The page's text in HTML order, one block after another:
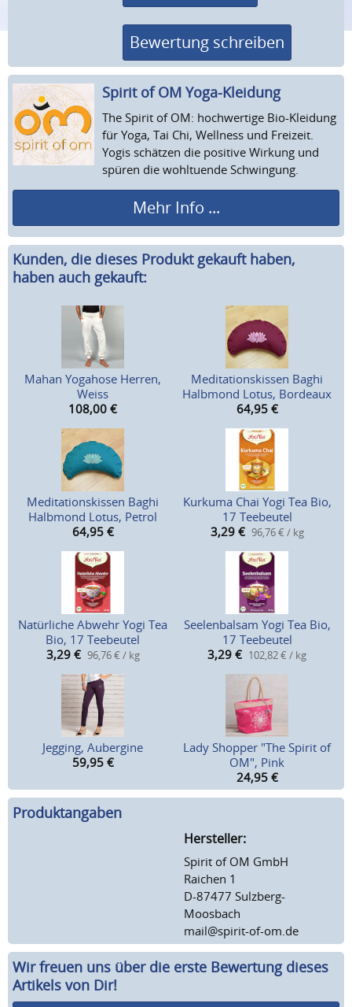
Bewertung schreiben
Spirit of OM Yoga-Kleidung
The Spirit of OM: hochwertige Bio-Kleidung
für Yoga, Tai Chi, Wellness und Freizeit.
Yogis schätzen die positive Wirkung und
spüren die wohltuende Schwingung.
Mehr Info ...
Kunden, die dieses Produkt gekauft haben,
haben auch gekauft:
Mahan Yogahose Herren,
Weiss
108,00 €
Meditationskissen Baghi
Halbmond Lotus, Bordeaux
64,95 €
Meditationskissen Baghi
Halbmond Lotus, Petrol
64,95 €
Kurkuma Chai Yogi Tea Bio,
17 Teebeutel
3,29 € 96,76 € / kg
Natürliche Abwehr Yogi Tea
Bio, 17 Teebeutel
3,29 € 96,76 € / kg
Seelenbalsam Yogi Tea Bio,
17 Teebeutel
3,29 € 102,82 € / kg
Jegging, Aubergine
59,95 €
Lady Shopper "The Spirit of
OM", Pink
24,95 €
Produktangaben
Hersteller:
Spirit of OM GmbH
Raichen 1
D-87477 Sulzberg-
Moosbach
mail@spirit-of-om.de
Wir freuen uns über die erste Bewertung dieses
Artikels von Dir!